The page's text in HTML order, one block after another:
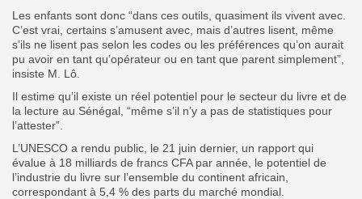
Les enfants sont donc “dans ces outils, quasiment ils vivent avec.
C’est vrai, certains s’amusent avec, mais d’autres lisent, même
s’ils ne lisent pas selon les codes ou les préférences qu’on aurait
pu avoir en tant qu’opérateur ou en tant que parent simplement”,
insiste M. Lô.
Il estime qu’il existe un réel potentiel pour le secteur du livre et de
la lecture au Sénégal, “même s’il n’y a pas de statistiques pour
l’attester”.
L’UNESCO a rendu public, le 21 juin dernier, un rapport qui
évalue à 18 milliards de francs CFA par année, le potentiel de
l’industrie du livre sur l’ensemble du continent africain,
correspondant à 5,4 % des parts du marché mondial.